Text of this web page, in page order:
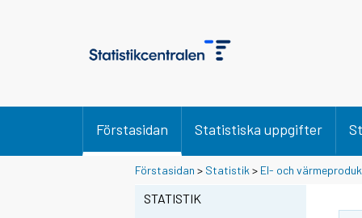
Förstasidan Statistiska uppgifter
Förstasidan > Statistik > El- och
STATISTIK